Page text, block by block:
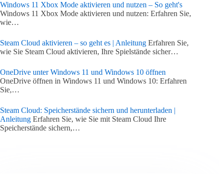
Windows 11 Xbox Mode aktivieren und nutzen – So geht's
Windows 11 Xbox Mode aktivieren und nutzen: Erfahren Sie,
wie…
Steam Cloud aktivieren – so geht es | Anleitung Erfahren Sie,
wie Sie Steam Cloud aktivieren, Ihre Spielstände sicher…
OneDrive unter Windows 11 und Windows 10 öffnen
OneDrive öffnen in Windows 11 und Windows 10: Erfahren
Sie,…
Steam Cloud: Speicherstände sichern und herunterladen |
Anleitung Erfahren Sie, wie Sie mit Steam Cloud Ihre
Speicherstände sichern,…